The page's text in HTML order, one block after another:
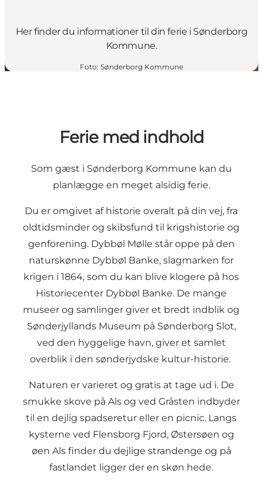
Her finder du informationer til din ferie i Sønderborg
Kommune.
Foto: Sønderborg Kommune
Ferie med indhold
Som gæst i Sønderborg Kommune kan du
planlægge en meget alsidig ferie.
Du er omgivet af historie overalt på din vej, fra
oldtidsminder og skibsfund til krigshistorie og
genforening. Dybbøl Mølle står oppe på den
naturskønne Dybbøl Banke, slagmarken for
krigen i 1864, som du kan blive klogere på hos
Historiecenter Dybbøl Banke. De mange
museer og samlinger giver et bredt indblik og
Sønderjyllands Museum på Sønderborg Slot,
ved den hyggelige havn, giver et samlet
overblik i den sønderjydske kultur-historie.
Naturen er varieret og gratis at tage ud i. De
smukke skove på Als og ved Gråsten indbyder
til en dejlig spadseretur eller en picnic. Langs
kysterne ved Flensborg Fjord, Østersøen og
øen Als finder du dejlige strandenge og på
fastlandet ligger der en skøn hede.